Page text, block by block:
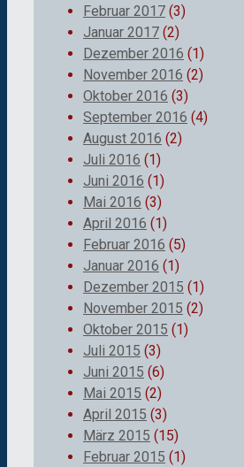
Februar 2017 (3)
Januar 2017 (2)
Dezember 2016 (1)
November 2016 (2)
Oktober 2016 (3)
September 2016 (4)
August 2016 (2)
Juli 2016 (1)
Juni 2016 (1)
Mai 2016 (3)
April 2016 (1)
Februar 2016 (5)
Januar 2016 (1)
Dezember 2015 (1)
November 2015 (2)
Oktober 2015 (1)
Juli 2015 (3)
Juni 2015 (6)
Mai 2015 (2)
April 2015 (3)
März 2015 (15)
Februar 2015 (1)